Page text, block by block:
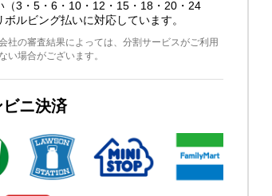
（3・5・6・10・12・15・18・20・24
ボルビング払いに対応しています。
社の審査結果によっては、分割サービスがご利用
い場合がございます。
ビニ決済